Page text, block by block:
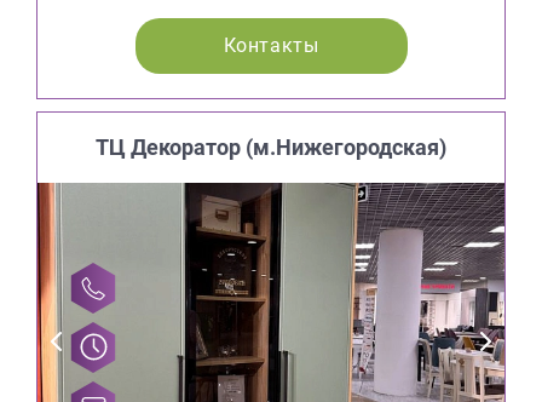
Контакты
ТЦ Декоратор (м.Нижегородская)